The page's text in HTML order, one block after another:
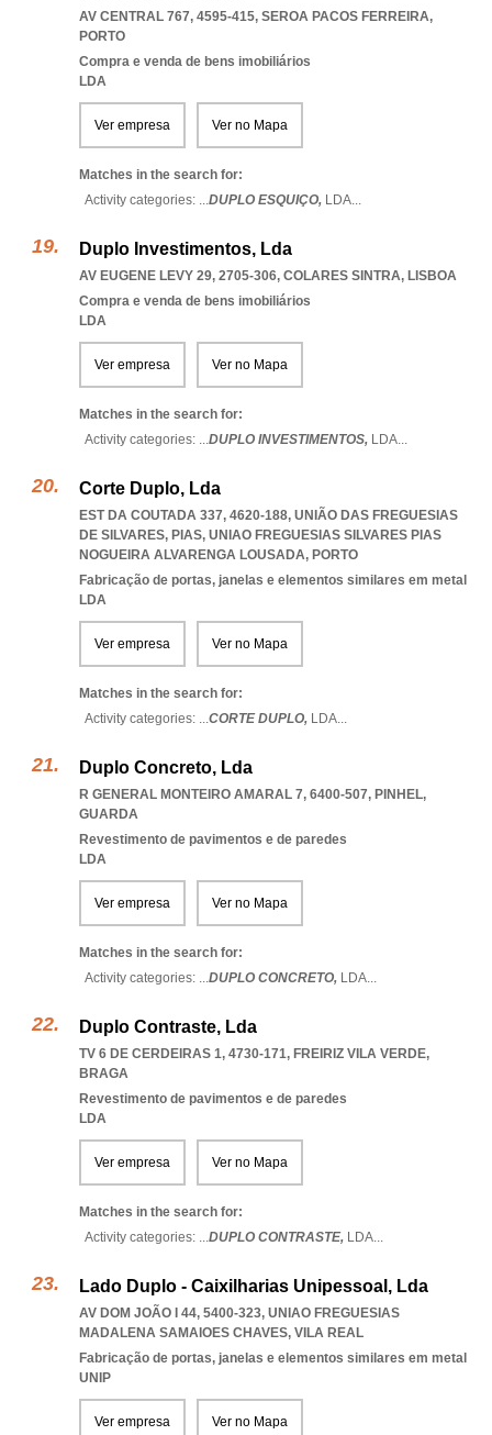
AV CENTRAL 767, 4595-415, SEROA PACOS FERREIRA,
PORTO
Compra e venda de bens imobiliários
LDA
Ver empresa Ver no Mapa
Matches in the search for:
Activity categories: ...DUPLO ESQUIÇO, LDA...
Duplo Investimentos, Lda
AV EUGENE LEVY 29, 2705-306, COLARES SINTRA, LISBOA
Compra e venda de bens imobiliários
LDA
Ver empresa Ver no Mapa
Matches in the search for:
Activity categories: ...DUPLO INVESTIMENTOS, LDA...
Corte Duplo, Lda
EST DA COUTADA 337, 4620-188, UNIÃO DAS FREGUESIAS
DE SILVARES, PIAS, UNIAO FREGUESIAS SILVARES PIAS
NOGUEIRA ALVARENGA LOUSADA, PORTO
Fabricação de portas, janelas e elementos similares em metal
LDA
Ver empresa Ver no Mapa
Matches in the search for:
Activity categories: ...CORTE DUPLO, LDA...
Duplo Concreto, Lda
R GENERAL MONTEIRO AMARAL 7, 6400-507, PINHEL,
GUARDA
Revestimento de pavimentos e de paredes
LDA
Ver empresa Ver no Mapa
Matches in the search for:
Activity categories: ...DUPLO CONCRETO, LDA...
Duplo Contraste, Lda
TV 6 DE CERDEIRAS 1, 4730-171, FREIRIZ VILA VERDE,
BRAGA
Revestimento de pavimentos e de paredes
LDA
Ver empresa Ver no Mapa
Matches in the search for:
Activity categories: ...DUPLO CONTRASTE, LDA...
Lado Duplo - Caixilharias Unipessoal, Lda
AV DOM JOÃO I 44, 5400-323, UNIAO FREGUESIAS
MADALENA SAMAIOES CHAVES, VILA REAL
Fabricação de portas, janelas e elementos similares em metal
UNIP
Ver empresa Ver no Mapa